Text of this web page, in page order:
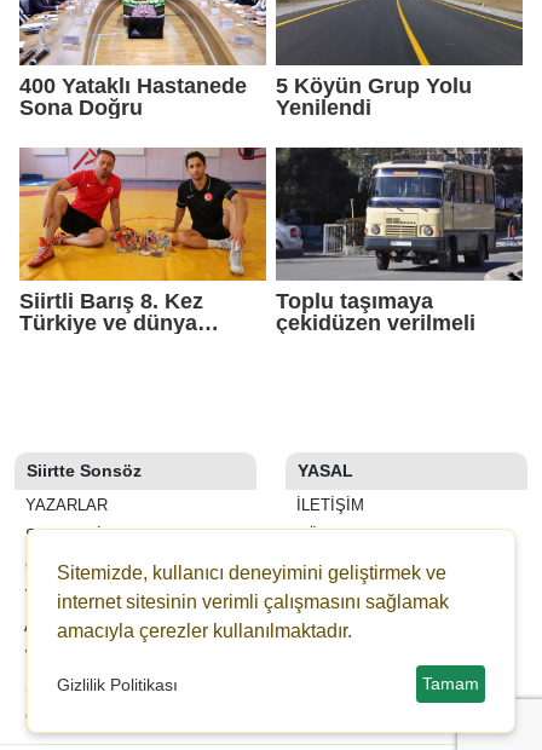
400 Yataklı Hastanede
Sona Doğru
5 Köyün Grup Yolu
Yenilendi
Siirtli Barış 8. Kez
Türkiye ve dünya
Toplu taşımaya
çekidüzen verilmeli
Siirtte Sonsöz
YAZARLAR
SON DAKİKA
GALERİLER
VİDEOLAR
ANKETLER
WİKİ
ŞEHİR REHBERİ
GAZETELER
YASAL
İLETIŞIM
KÜNYE
YAYIN İLKELERI
KURALLAR
GIZLILIK
VERI POLITIKASI
Sitemizde, kullanıcı deneyimini geliştirmek ve
internet sitesinin verimli çalışmasını sağlamak
amacıyla çerezler kullanılmaktadır.
Gizlilik Politikası Tamam